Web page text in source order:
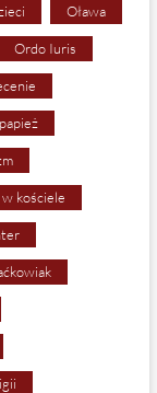
Oława
Ordo Iuris
papież
kościele